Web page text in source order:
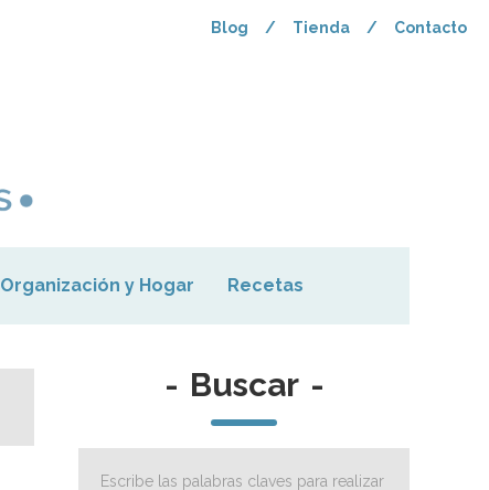
Blog / Tienda / Contacto
Organización y Hogar Recetas
- Buscar -